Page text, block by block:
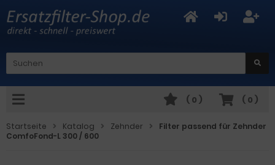
( 0 )
( 0 )
Startseite Katalog Zehnder
Filter passend für Zehnder
ComfoFond-L 300 / 600